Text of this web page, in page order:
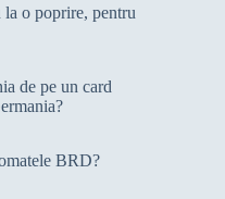
la o poprire, pentru
de pe un card
BRD?